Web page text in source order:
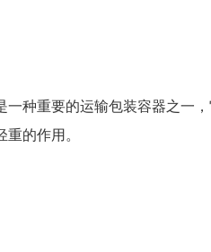
种重要的运输包装容器之一
的作用。